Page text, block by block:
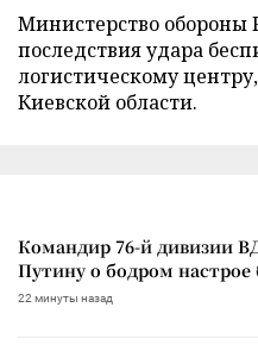
Министерство обороны
последствия удара
логистическому
Киевской области.
Командир 76-й дивизии
Путину о бодром настрое
22 минуты назад